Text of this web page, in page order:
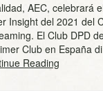
AEC, celebrará
Insight del 2021 del
El Club DPD
Club en España
Reading